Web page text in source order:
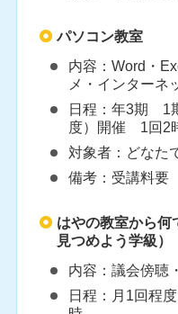
パソコン教室
内容：Word・
メ・インターネ
日程：年3期 1
度）開催 1回2
対象者：どなた
備考：受講料要
はやの教室から何
見つめよう学級）
内容：議会傍聴
日程：月1回程